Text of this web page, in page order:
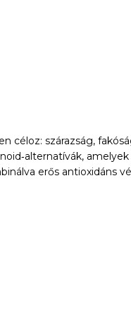
céloz: szárazság,
erős antioxidáns